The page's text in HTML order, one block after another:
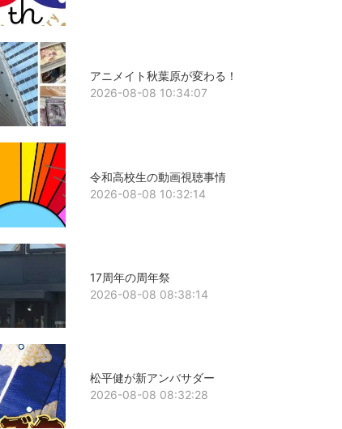
アニメイト秋葉原が変わる！
2026-08-08 10:34:07
令和高校生の動画視聴事情
2026-08-08 10:32:14
17周年の周年祭
2026-08-08 08:38:14
松平健が新アンバサダー
2026-08-08 08:32:28